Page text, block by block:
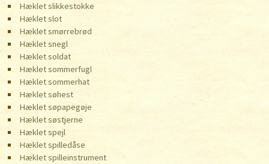
Hæklet slikkestokke
Hæklet slot
Hæklet smørrebrød
Hæklet snegl
Hæklet soldat
Hæklet sommerfugl
Hæklet sommerhat
Hæklet søhest
Hæklet søpapegøje
Hæklet søstjerne
Hæklet spejl
Hæklet spilledåse
Hæklet spilleinstrument